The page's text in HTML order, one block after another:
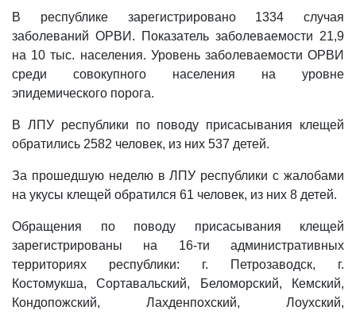
В республике зарегистрировано 1334 случая
заболеваний ОРВИ. Показатель заболеваемости 21,9
на 10 тыс. населения. Уровень заболеваемости ОРВИ
среди совокупного населения на уровне
эпидемического порога.
В ЛПУ республики по поводу присасывания клещей
обратились 2582 человек, из них 537 детей.
За прошедшую неделю в ЛПУ республики с жалобами
на укусы клещей обратился 61 человек, из них 8 детей.
Обращения по поводу присасывания клещей
зарегистрированы на 16-ти административных
территориях республики: г. Петрозаводск, г.
Костомукша, Сортавальский, Беломорский, Кемский,
Кондопожский, Лахденпохский, Лоухский,